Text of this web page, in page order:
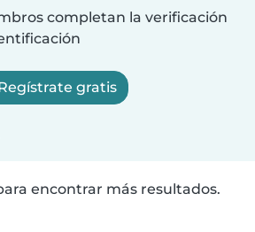
completan la verificación
gratis
encontrar más resultados.